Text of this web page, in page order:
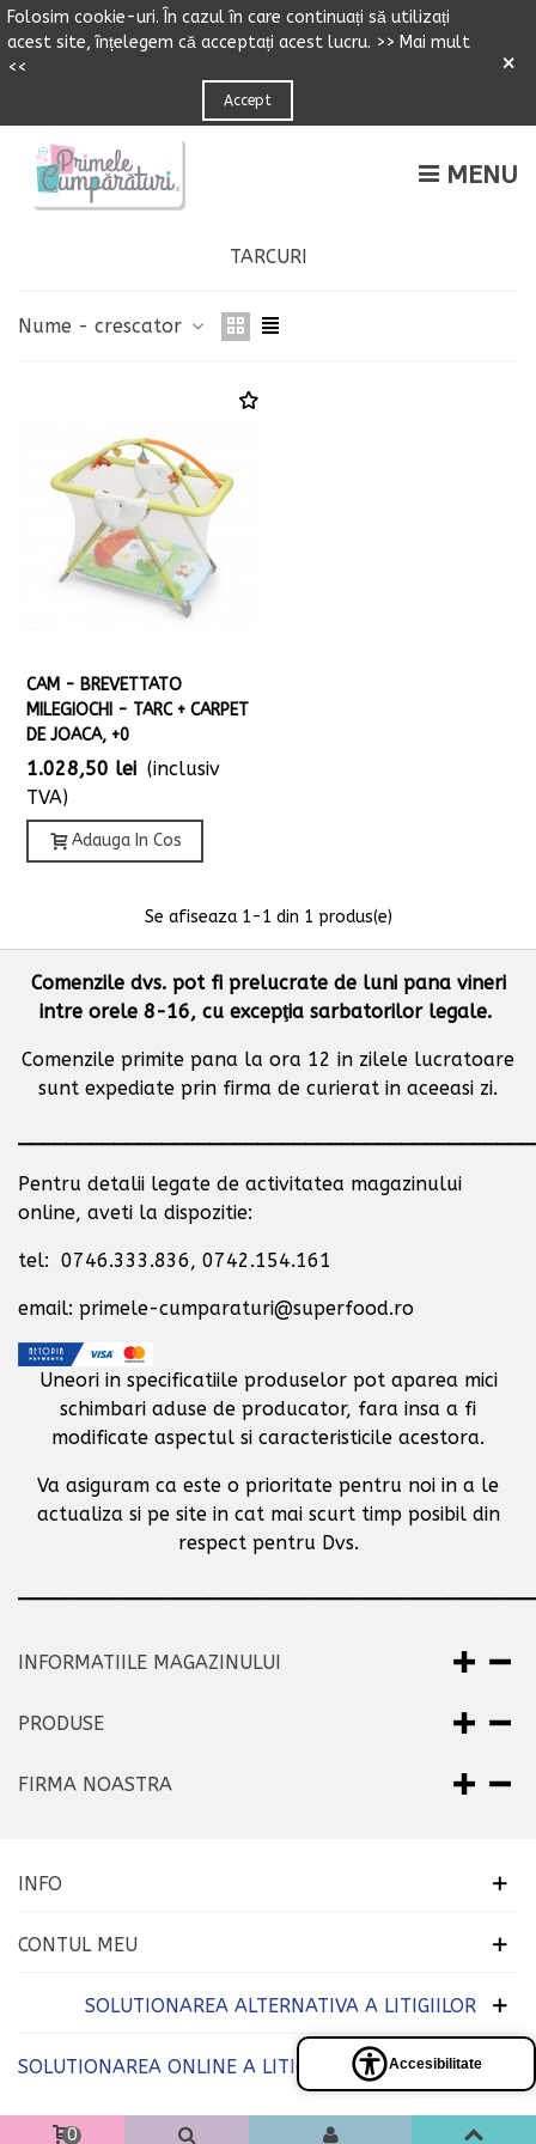
Folosim cookie-uri. n cazulîn care continuați să utilizați
acest site,înțelegem că acceptați acest lucru. >> Mai mult
<<
Accept
×
MENU
TARCURI
Nume - crescator
CAM - BREVETTATO
MILEGIOCHI - TARC + CARPET
DE JOACA, +0
1.028,50 lei (inclusiv
TVA)
Adauga In Cos
Se afiseaza 1-1 din 1 produs(e)
Comenzile dvs. pot fi prelucrate de luni pana vineri
intre orele 8-16, cu excepţia sarbatorilor legale.
Comenzile primite pana la ora 12 in zilele lucratoare
sunt expediate prin firma de curierat in aceeasi zi.
Pentru detalii legate de activitatea magazinului
online, aveti la dispozitie:
tel: 0746.333.836, 0742.154.161
email: primele-cumparaturi@superfood.ro
Uneori in specificatiile produselor pot aparea mici
schimbari aduse de producator, fara insa a fi
modificate aspectul si caracteristicile acestora.
Va asiguram ca este o prioritate pentru noi in a le
actualiza si pe site in cat mai scurt timp posibil din
respect pentru Dvs.
INFORMATIILE MAGAZINULUI
PRODUSE
FIRMA NOASTRA
INFO
CONTUL MEU
SOLUTIONAREA ALTERNATIVA A LITIGIILOR
SOLUTIONAREA ONLINE A LITIGIILOR
0
Accesibilitate
Panel
accesibilidad